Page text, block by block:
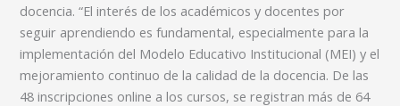
docencia. “El interés de los académicos y docentes por
seguir aprendiendo es fundamental, especialmente para la
implementación del Modelo Educativo Institucional (MEI) y el
mejoramiento continuo de la calidad de la docencia. De las
48 inscripciones online a los cursos, se registran más de 64